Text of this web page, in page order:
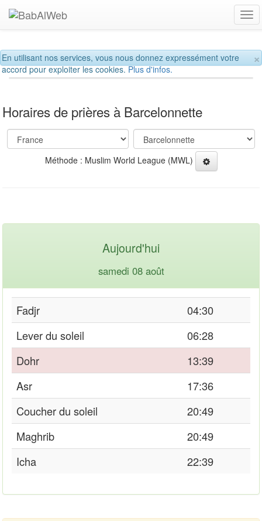
×
En utilisant nos services, vous nous donnez expressément votre
accord pour exploiter les cookies.Plus d'infos.
Horaires de prières à Barcelonnette
Méthode : Muslim World League (MWL)
Aujourd'hui
samedi 08 août
Fadjr
04:30
Lever du soleil
06:28
Dohr
13:39
Asr
17:36
Coucher du soleil
20:49
Maghrib
20:49
Icha
22:39